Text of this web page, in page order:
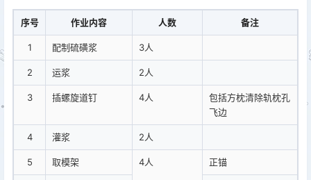
序号 作业内容 人数 备注
1 配制硫磺浆 3人
2 运浆 2人
3 插螺旋道钉 4人
包括方枕清除轨枕孔
飞边
4 灌浆 2人
5 取模架 4人 正锚